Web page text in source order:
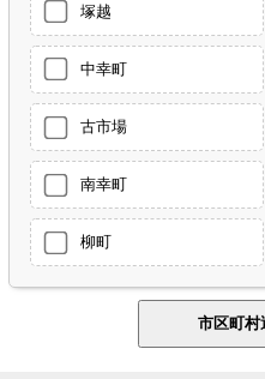
塚越
中幸町
古市場
南幸町
柳町